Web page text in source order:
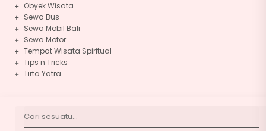
Obyek Wisata
Sewa Bus
Sewa Mobil Bali
Sewa Motor
Tempat Wisata Spiritual
Tips n Tricks
Tirta Yatra